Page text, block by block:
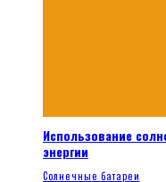
Использование
энергии
Солнечные батареи